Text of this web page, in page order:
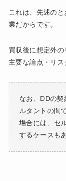
これは、先述の
業だからです。
買収後に想定外
主要な論点・リス
なお、DDの
ルタントの間
場合には、セ
するケースも